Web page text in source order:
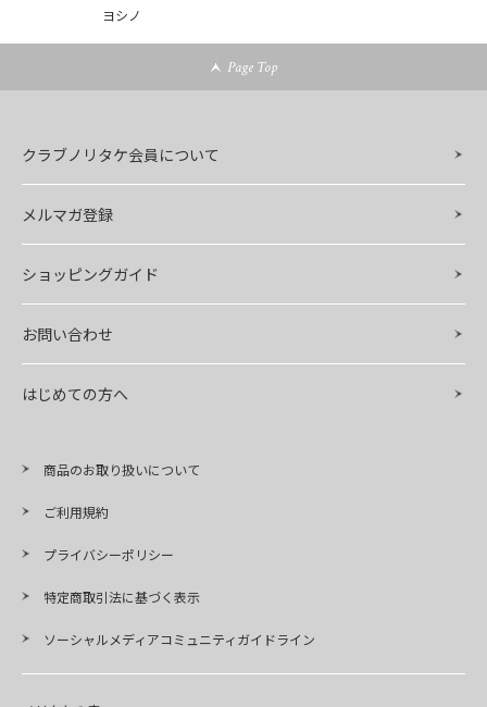
ヨシノ
Page Top
クラブノリタケ会員について
メルマガ登録
ショッピングガイド
お問い合わせ
はじめての方へ
商品のお取り扱いについて
ご利用規約
プライバシーポリシー
特定商取引法に基づく表示
ソーシャルメディアコミュニティガイドライン